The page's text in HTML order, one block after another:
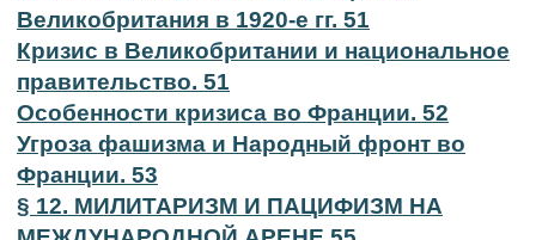
Великобритания в 1920-е гг. 51
Кризис в Великобритании и национальное
правительство. 51
Особенности кризиса во Франции. 52
Угроза фашизма и Народный фронт во
Франции. 53
§ 12. МИЛИТАРИЗМ И ПАЦИФИЗМ НА